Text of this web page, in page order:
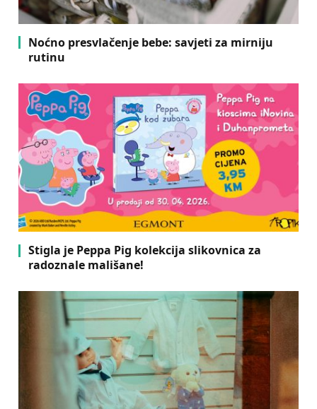
Noćno presvlačenje bebe: savjeti za mirniju
rutinu
Stigla je Peppa Pig kolekcija slikovnica za
radoznale mališane!